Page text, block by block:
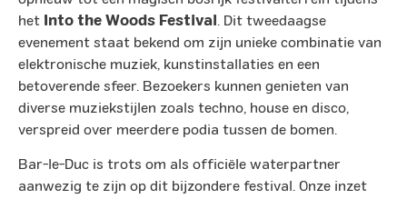
het Into the Woods Festival. Dit tweedaagse
evenement staat bekend om zijn unieke combinatie van
elektronische muziek, kunstinstallaties en een
betoverende sfeer. Bezoekers kunnen genieten van
diverse muziekstijlen zoals techno, house en disco,
verspreid over meerdere podia tussen de bomen. ​
Bar-le-Duc is trots om als officiële waterpartner
aanwezig te zijn op dit bijzondere festival. Onze inzet